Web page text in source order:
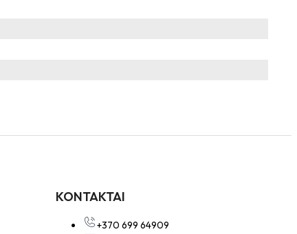
KONTAKTAI
+370 699 64909